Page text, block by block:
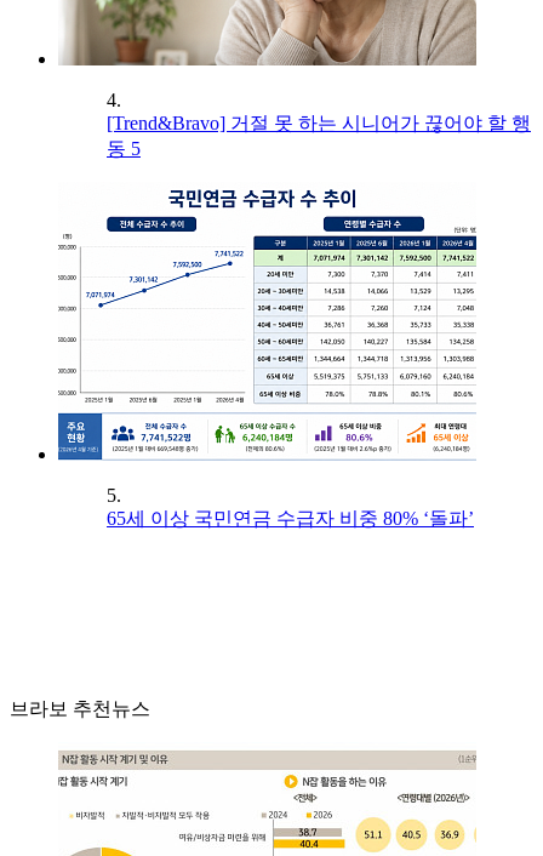
4.
[Trend&Bravo] 거절 못 하는 시니어가 끊어야 할 행
동 5
5.
65세 이상 국민연금 수급자 비중 80% ‘돌파’
브라보 추천뉴스